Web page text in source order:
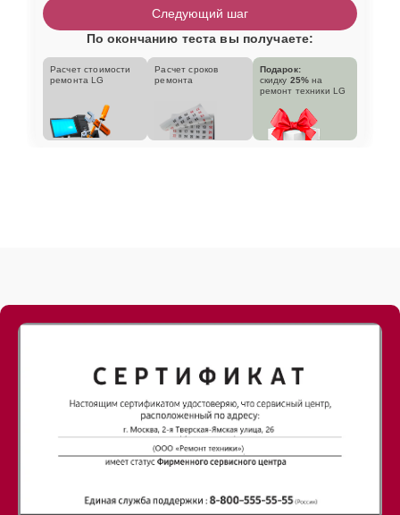
Следующий шаг
По окончанию теста вы получаете:
Расчет стоимости
ремонта LG
Расчет сроков
ремонта
Подарок:
скидку 25% на
ремонт техники LG